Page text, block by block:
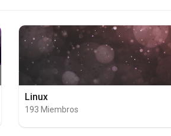
Linux
193 Miembros